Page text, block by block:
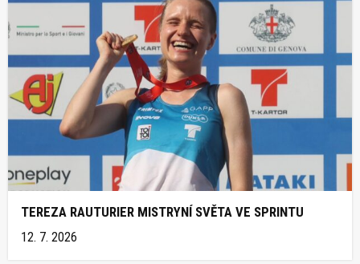
TEREZA RAUTURIER MISTRYNÍ SVĚTA VE SPRINTU
12. 7. 2026